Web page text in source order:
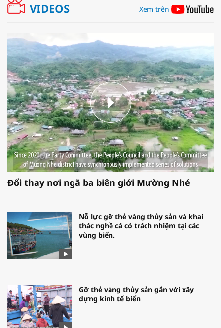
VIDEOS Xem trên
Đổi thay nơi ngã ba biên giới Mường Nhé
Nỗ lực gỡ thẻ vàng thủy sản và khai
thác nghề cá có trách nhiệm tại các
vùng biển.
Gỡ thẻ vàng thủy sản gắn với xây
dựng kinh tế biển